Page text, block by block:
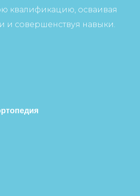
квалификацию, осваивая
и совершенствуя навыки.